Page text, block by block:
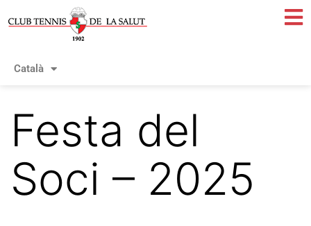
Català
Español
Festa del
Soci – 2025